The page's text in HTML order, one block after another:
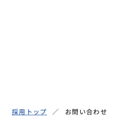
採用トップ お問い合わせ